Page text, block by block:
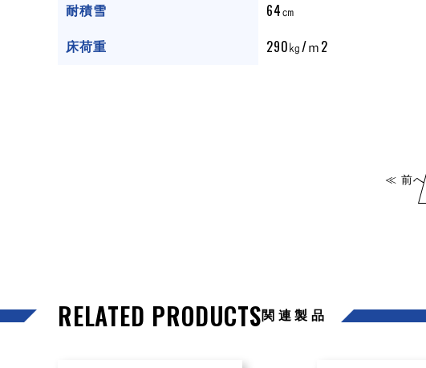
耐積雪 64㎝
床荷重 290㎏/ｍ2
≪ 前へ
RELATED PRODUCTS関連製品